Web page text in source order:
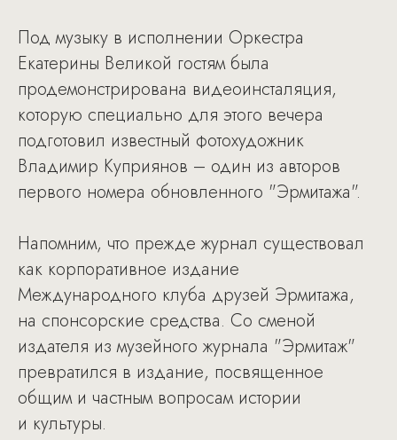
Под музыку в исполнении Оркестра
Екатерины Великой гостям была
продемонстрирована видеоинсталяция,
которую специально для этого вечера
подготовил известный фотохудожник
Владимир Куприянов – один из авторов
первого номера обновленного "Эрмитажа".
Напомним, что прежде журнал существовал
как корпоративное издание
Международного клуба друзей Эрмитажа,
на спонсорские средства. Со сменой
издателя из музейного журнала "Эрмитаж"
превратился в издание, посвященное
общим и частным вопросам истории
и культуры.